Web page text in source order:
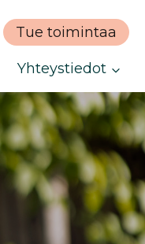
Tue toimintaa
Yhteystiedot